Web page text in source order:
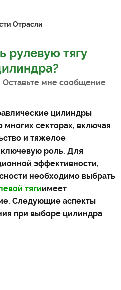
Отрасли
рулевую тягу
Оставьте мне сообщение
цилиндры
секторах, включая
и тяжелое
роль. Для
эффективности,
необходимо выбрать
тягиимеет
Следующие аспекты
при выборе цилиндра